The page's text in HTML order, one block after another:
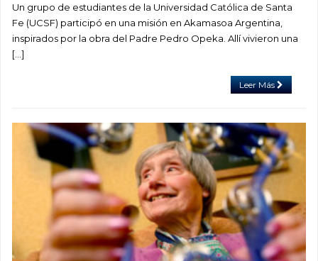
Un grupo de estudiantes de la Universidad Católica de Santa
Fe (UCSF) participó en una misión en Akamasoa Argentina,
inspirados por la obra del Padre Pedro Opeka. Allí vivieron una
[…]
Leer Más